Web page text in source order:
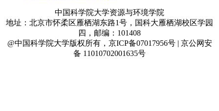
中国科学院大学资源与环境学院
地址：北京市怀柔区雁栖湖东路1号，国科大雁栖湖校区学园
四，邮编：101408
@中国科学院大学版权所有，京ICP备07017956号 | 京公网安
备 11010702001635号